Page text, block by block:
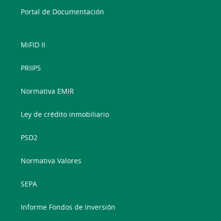
Portal de Documentación
MiFID II
PRIIPS
Normativa EMIR
Ley de crédito inmobiliario
PSD2
Normativa Valores
SEPA
Informe Fondos de Inversión